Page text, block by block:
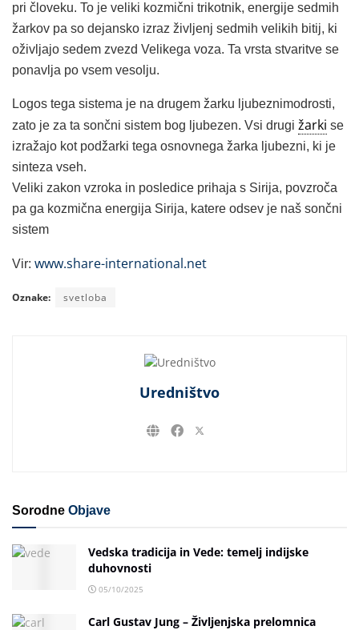
pri človeku. To je veliki kozmični trikotnik, energije sedmih
žarkov pa so dejansko izraz življenj sedmih velikih bitij, ki
oživljajo sedem zvezd Velikega voza. Ta vrsta stvaritve se
ponavlja po vsem vesolju.
Logos tega sistema je na drugem žarku ljubeznimodrosti,
zato je za ta sončni sistem bog ljubezen. Vsi drugi žarki se
izražajo kot podžarki tega osnovnega žarka ljubezni, ki je
sinteza vseh.
Veliki zakon vzroka in posledice prihaja s Sirija, povzroča
pa ga kozmična energija Sirija, katere odsev je naš sončni
sistem
Vir: www.share-international.net
Oznake: svetloba
Uredništvo
Sorodne Objave
Vedska tradicija in Vede: temelj indijske
duhovnosti
05/10/2025
Carl Gustav Jung – Življenjska prelomnica